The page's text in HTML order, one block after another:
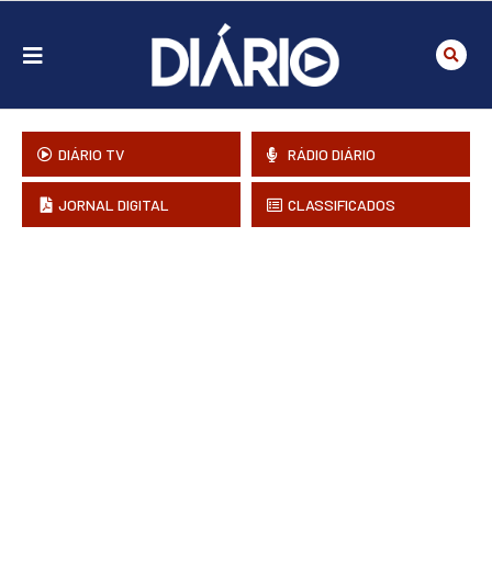
DIÁRIO TV RÁDIO DIÁRIO
JORNAL DIGITAL CLASSIFICADOS